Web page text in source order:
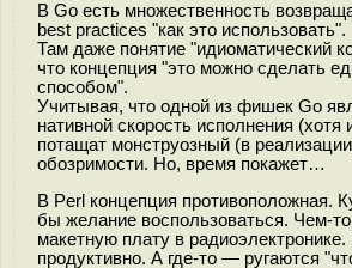
В Go есть множественность
best practices "как это использовать".
Там даже понятие "идиоматический
что концепция "это можно сделать
способом".
Учитывая, что одной из фишек Go
нативной скорость исполнения
потащат монструозный (в
обозримости. Но, время покажет…
В Perl концепция противоположная.
бы желание воспользоваться. Чем-
макетную плату в
продуктивно. А где-то — ругаются